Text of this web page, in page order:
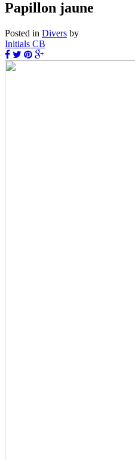
Papillon jaune
Posted in Divers by
Initials CB